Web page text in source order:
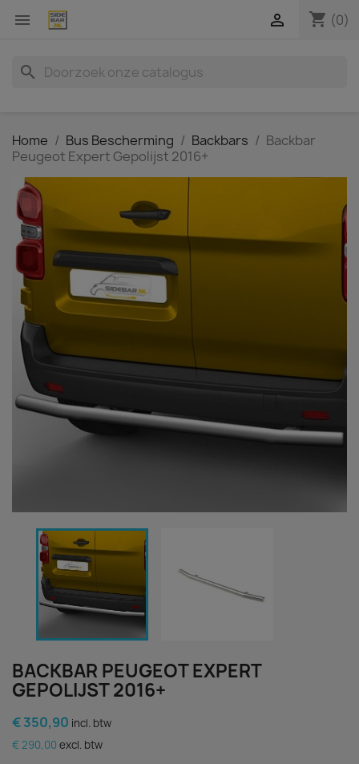
 shopping_cart (0)

search
Home Bus Bescherming Backbars
Backbar
Peugeot Expert Gepolijst 2016+
BACKBAR PEUGEOT EXPERT
GEPOLIJST 2016+
€ 350,90 incl. btw
€ 290,00 excl. btw